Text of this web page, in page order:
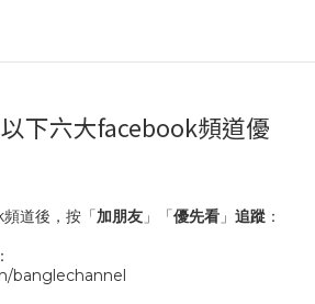
下六大facebook頻道優
道後，按「加朋友 」「優先看 」 追蹤 ：
banglechannel